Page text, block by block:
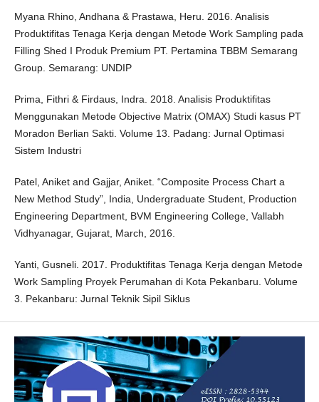
Myana Rhino, Andhana & Prastawa, Heru. 2016. Analisis
Produktifitas Tenaga Kerja dengan Metode Work Sampling pada
Filling Shed I Produk Premium PT. Pertamina TBBM Semarang
Group. Semarang: UNDIP
Prima, Fithri & Firdaus, Indra. 2018. Analisis Produktifitas
Menggunakan Metode Objective Matrix (OMAX) Studi kasus PT
Moradon Berlian Sakti. Volume 13. Padang: Jurnal Optimasi
Sistem Industri
Patel, Aniket and Gajjar, Aniket. “Composite Process Chart a
New Method Study”, India, Undergraduate Student, Production
Engineering Department, BVM Engineering College, Vallabh
Vidhyanagar, Gujarat, March, 2016.
Yanti, Gusneli. 2017. Produktifitas Tenaga Kerja dengan Metode
Work Sampling Proyek Perumahan di Kota Pekanbaru. Volume
3. Pekanbaru: Jurnal Teknik Sipil Siklus